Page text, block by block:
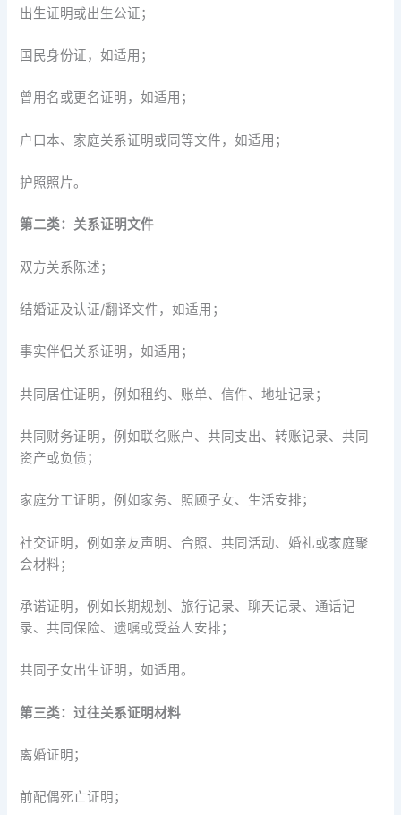
出生证明或出生公证；
国民身份证，如适用；
曾用名或更名证明，如适用；
户口本、家庭关系证明或同等文件，如适用；
护照照片。
第二类：关系证明文件
双方关系陈述；
结婚证及认证/翻译文件，如适用；
事实伴侣关系证明，如适用；
共同居住证明，例如租约、账单、信件、地址记录；
共同财务证明，例如联名账户、共同支出、转账记录、共同
资产或负债；
家庭分工证明，例如家务、照顾子女、生活安排；
社交证明，例如亲友声明、合照、共同活动、婚礼或家庭聚
会材料；
承诺证明，例如长期规划、旅行记录、聊天记录、通话记
录、共同保险、遗嘱或受益人安排；
共同子女出生证明，如适用。
第三类：过往关系证明材料
离婚证明；
前配偶死亡证明；